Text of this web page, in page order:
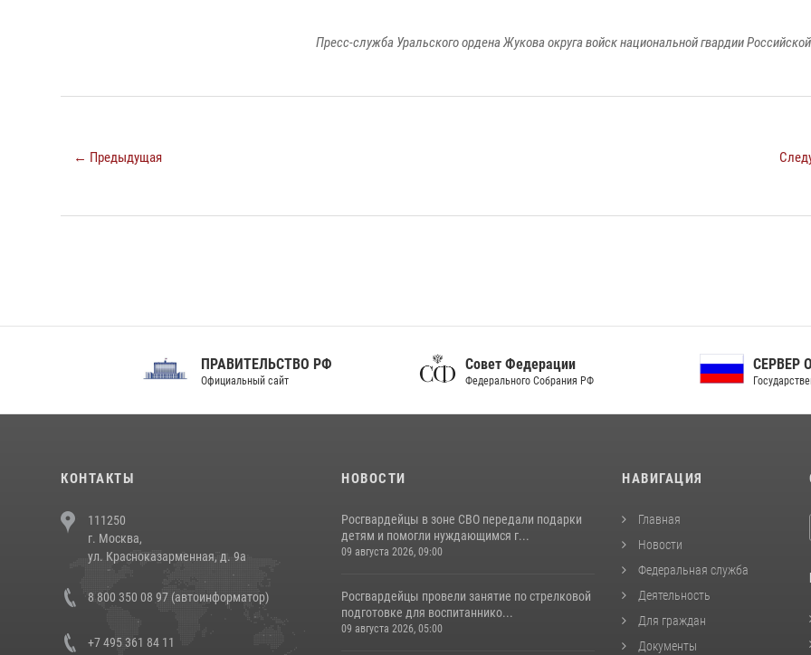
Пресс-служба Уральского ордена Жукова округа войск национальной гвардии
← Предыдущая
ПРАВИТЕЛЬСТВО РФ
Официальный сайт
Совет Федерации
Федерального Собрания РФ
СЕРВЕР ОРГАНОВ
Государственной власти РФ
КОНТАКТЫ
111250
г. Москва,
ул. Красноказарменная, д. 9а
8 800 350 08 97 (автоинформатор)
+7 495 361 84 11
НОВОСТИ
Росгвардейцы в зоне СВО передали подарки
детям и помогли нуждающимся г...
09 августа 2026, 09:00
Росгвардейцы провели занятие по стрелковой
подготовке для воспитаннико...
09 августа 2026, 05:00
НАВИГАЦИЯ
Главная
Новости
Федеральная служба
Деятельность
Для граждан
Документы